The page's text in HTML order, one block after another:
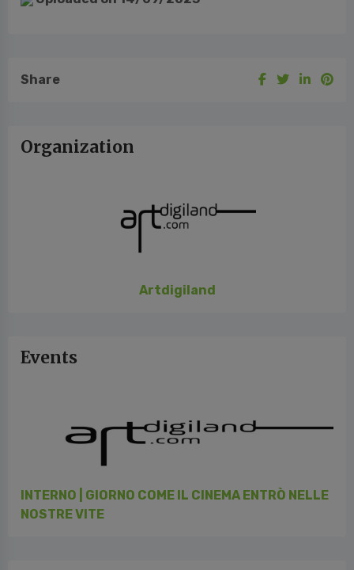
Share
Organization
Artdigiland
Events
INTERNO | GIORNO COME IL CINEMA ENTRÒ NELLE
NOSTRE VITE